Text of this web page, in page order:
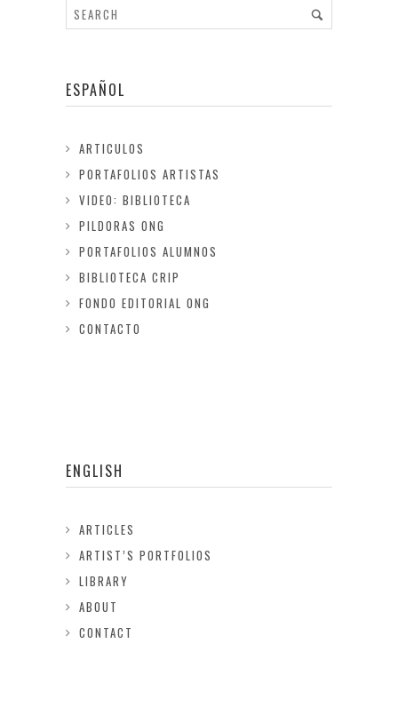
ESPAÑOL
ARTICULOS
PORTAFOLIOS ARTISTAS
VIDEO: BIBLIOTECA
PILDORAS ONG
PORTAFOLIOS ALUMNOS
BIBLIOTECA CRIP
FONDO EDITORIAL ONG
CONTACTO
ENGLISH
ARTICLES
ARTIST’S PORTFOLIOS
LIBRARY
ABOUT
CONTACT